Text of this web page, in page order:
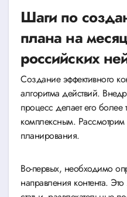
Шаги по
плана на
российских
Создание эффективного
алгоритма действий.
процесс делает его более
комплексным.
планирования.
Во-первых, необходимо
направления контента.